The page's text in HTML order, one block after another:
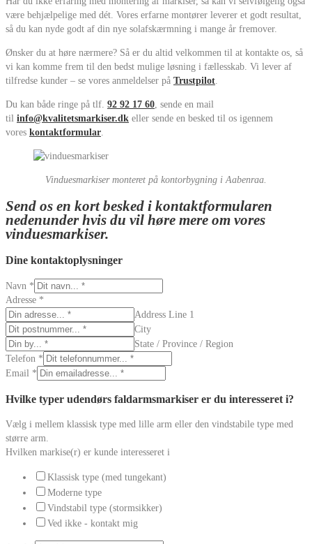
være behjælpelige med dét. Vores erfarne montører leverer et godt resultat,
så du kan nyde godt af din nye solafskærmning i mange år fremover.
Ønsker du at høre nærmere? Så er du altid velkommen til at kontakte os, så
vi kan komme frem til den bedst mulige løsning i fællesskab. Vi lever af
tilfredse kunder – se vores anmeldelser på Trustpilot.
Du kan både ringe på tlf. 92 92 17 60, sende en mail
til info@kvalitetsmarkiser.dk eller sende en besked til os igennem
vores kontaktformular.
Vinduesmarkiser monteret på kontorbygning i Aabenraa.
Send os en kort besked i kontaktformularen
nedenunder hvis du vil høre mere om vores
vinduesmarkiser.
Dine kontaktoplysninger
Navn *
Adresse *
Address Line 1
City
State / Province / Region
Telefon *
Email *
Hvilke typer udendørs faldarmsmarkiser er du interesseret i?
Vælg i mellem klassisk type med lille arm eller den vindstabile type med
større arm.
Hvilken markise(r) er kunde interesseret i
Klassisk type (med tungekant)
Moderne type
Vindstabil type (stormsikker)
Ved ikke - kontakt mig